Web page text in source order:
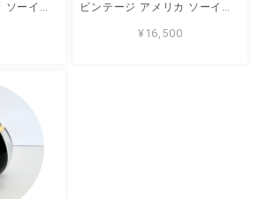
ビンテージ アメリカ ソーイングバスケット Princess イエロー 裁縫箱 ビンテージ アメリカ ソーイングバスケット Princess ピンク 裁縫箱
¥16,500